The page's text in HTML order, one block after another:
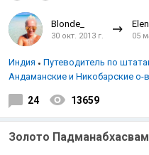
Blonde_
30 окт. 2013 г. 05
Индия Путеводитель по
Андаманские и Никобарские о-
24 13659
Золото